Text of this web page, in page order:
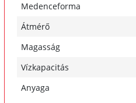
Medenceforma
Átmérő
Magasság
Vízkapacitás
Anyaga